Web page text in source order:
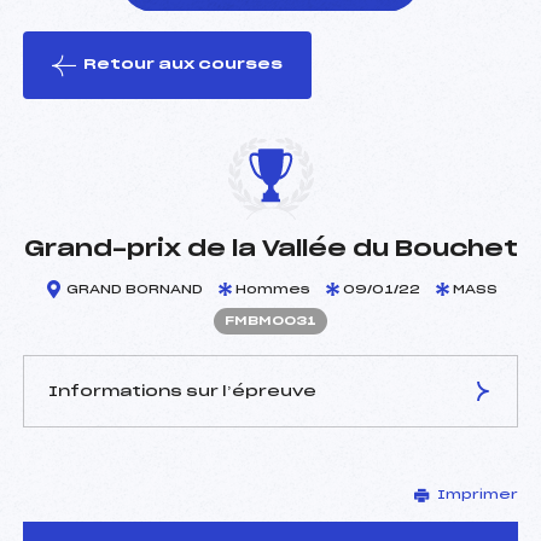
le ski
Retour aux courses
Grand-prix de la Vallée du Bouchet
GRAND BORNAND Hommes 09/01/22 MASS
FMBM0031
Informations sur l’épreuve
FOURNIER LANGLAIS
FABIEN (MB)
Imprimer